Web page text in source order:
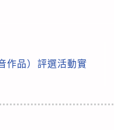
作品）評選活動實